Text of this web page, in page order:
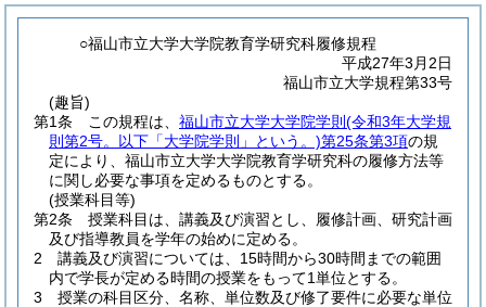
○福山市立大学大学院教育学研究科履修規程
平成27年3月2日
福山市立大学規程第33号
(趣旨)
第1条
この規程は、 福山市立大学大学院学則 (令和3年大学規
則第2号。以下「大学院学則」という。)第25条第3項の規
定により、福山市立大学大学院教育学研究科の履修方法等
に関し必要な事項を定めるものとする。
(授業科目等)
第2条
授業科目は、講義及び演習とし、履修計画、研究計画
及び指導教員を学年の始めに定める。
2
講義及び演習については、15時間から30時間までの範囲
内で学長が定める時間の授業をもって1単位とする。
3
授業の科目区分、名称、単位数及び修了要件に必要な単位